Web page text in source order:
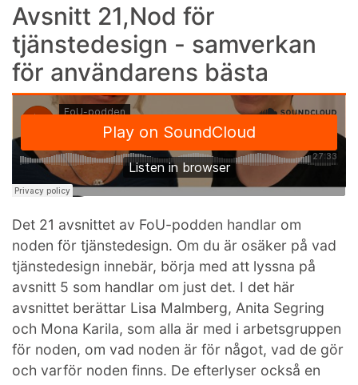
Avsnitt 21,Nod för
tjänstedesign - samverkan
för användarens bästa
Det 21 avsnittet av FoU-podden handlar om
noden för tjänstedesign. Om du är osäker på vad
tjänstedesign innebär, börja med att lyssna på
avsnitt 5 som handlar om just det. I det här
avsnittet berättar Lisa Malmberg, Anita Segring
och Mona Karila, som alla är med i arbetsgruppen
för noden, om vad noden är för något, vad de gör
och varför noden finns. De efterlyser också en